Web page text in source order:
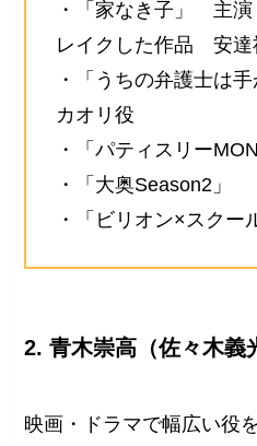
・「家なき子」 主
レイクした作品 安達
・「うちの弁護士は
カオリ役
・「パティスリー
・「大奥Season2」
・「ビリオン×スク
2. 青木崇高（佐々木義
映画・ドラマで幅広い役